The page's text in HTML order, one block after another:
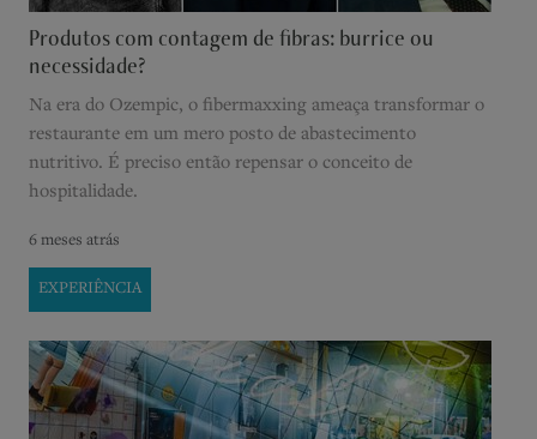
Produtos com contagem de fibras: burrice ou
necessidade?
Na era do Ozempic, o fibermaxxing ameaça transformar o
restaurante em um mero posto de abastecimento
nutritivo. É preciso então repensar o conceito de
hospitalidade.
6 meses atrás
EXPERIÊNCIA